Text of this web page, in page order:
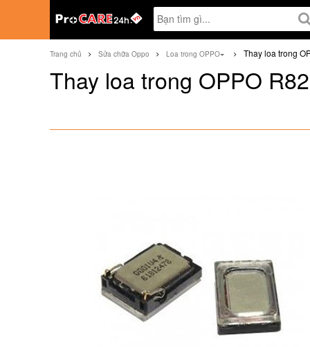
Trang chủ Sửa chữa Oppo Loa trong OPPO Thay loa trong
Thay loa trong OPPO